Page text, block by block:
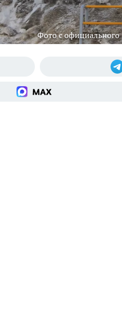
Фото с официального